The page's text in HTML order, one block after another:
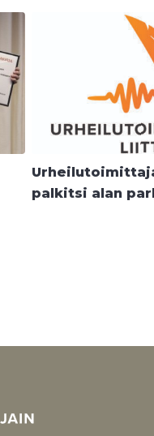
palkitsi alan